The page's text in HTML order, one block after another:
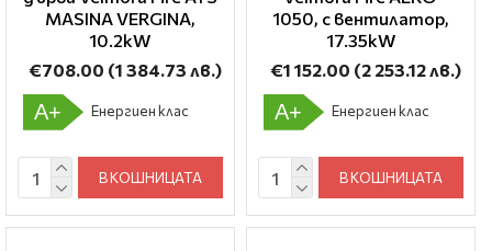
ΜΑSΙΝΑ VERGINA,
10.2kW
€708.00 (1 384.73 лв.)
A+ Енергиен клас
В КОШНИЦАТА
1050, с вентилатор,
17.35kW
€1 152.00 (2 253.12 лв.)
A+ Енергиен клас
В КОШНИЦАТА